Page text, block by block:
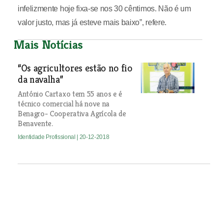
infelizmente hoje fixa-se nos 30 cêntimos. Não é um
valor justo, mas já esteve mais baixo”, refere.
Mais Notícias
“Os agricultores estão no fio
da navalha”
António Cartaxo tem 55 anos e é
técnico comercial há nove na
Benagro- Cooperativa Agrícola de
Benavente.
Identidade Profissional | 20-12-2018